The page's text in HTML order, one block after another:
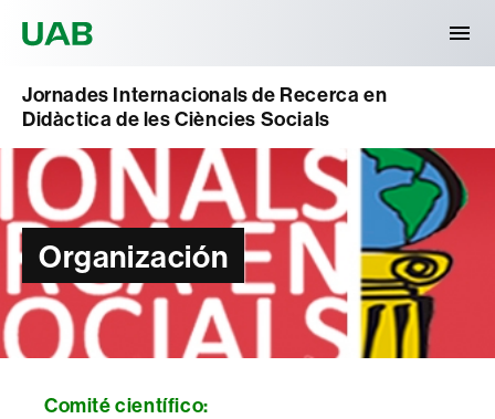
Jornades Internacionals de Recerca en
Didàctica de les Ciències Socials
Organización
Comité científico: